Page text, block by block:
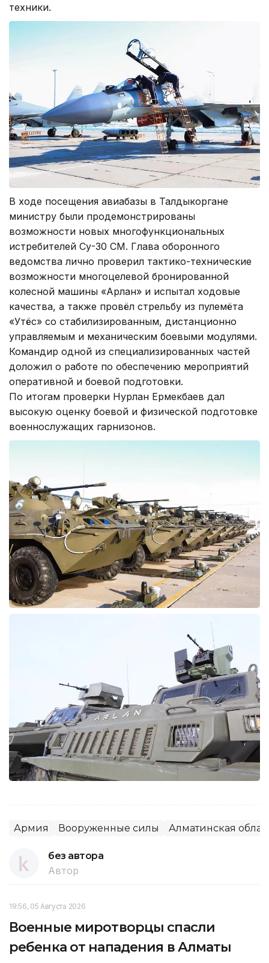
техники.
В ходе посещения авиабазы в Талдыкоргане
министру были продемонстрированы
возможности новых многофункциональных
истребителей Су-30 СМ. Глава оборонного
ведомства лично проверил тактико-технические
возможности многоцелевой бронированной
колесной машины «Арлан» и испытал ходовые
качества, а также провёл стрельбу из пулемёта
«Утёс» со стабилизированным, дистанционно
управляемым и механическим боевыми модулями.
Командир одной из специализированных частей
доложил о работе по обеспечению мероприятий
оперативной и боевой подготовки.
По итогам проверки Нурлан Ермекбаев дал
высокую оценку боевой и физической подготовке
военнослужащих гарнизонов.
Армия Вооруженные силы Алматинская
без автора
Автор
19:56, 05 Августа 2026
Военные миротворцы спасли
ребенка от нападения в Алматы